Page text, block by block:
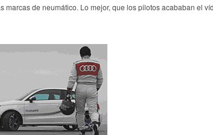
de neumático. Lo mejor, que los pilotos acababan el